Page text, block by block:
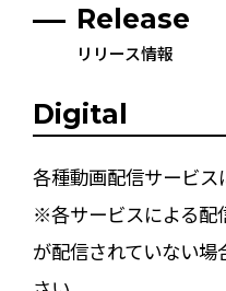
Release
リリース情報
Digital
各種動画配信サービス
※各サービスによる配
が配信されていない